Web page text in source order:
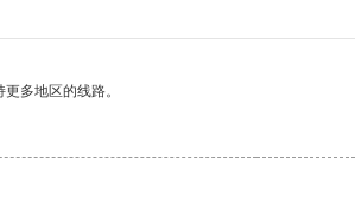
多地区的线路。